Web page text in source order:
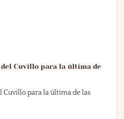
del Cuvillo para la última de
Cuvillo para la última de las